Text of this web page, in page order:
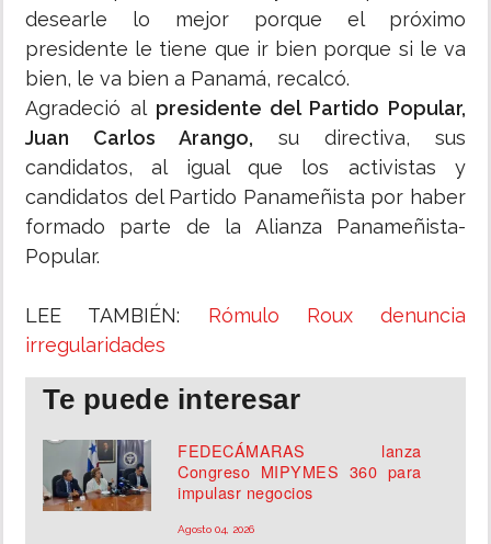
desearle lo mejor porque el próximo
presidente le tiene que ir bien porque si le va
bien, le va bien a Panamá, recalcó.
Agradeció alpresidente del Partido Popular,
Juan Carlos Arango, su directiva, sus
candidatos, al igual que los activistas y
candidatos del Partido Panameñista por haber
formado parte de la Alianza Panameñista-
Popular.
LEE TAMBIÉN: Rómulo Roux denuncia
irregularidades
Te puede interesar
FEDECÁMARAS lanza
Congreso MIPYMES 360 para
impulasr negocios
Agosto 04, 2026